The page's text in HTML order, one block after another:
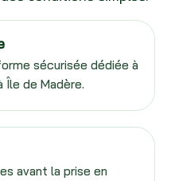
sécurisée dédiée à
de Madère.
avant la prise en